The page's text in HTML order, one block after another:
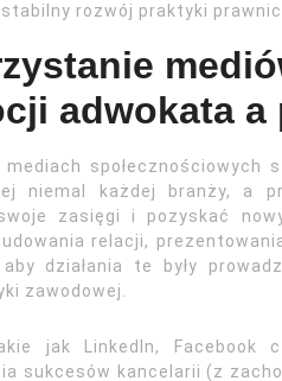
rozwój praktyki
adwokata
mediach społecznościowych
niemal każdej branży, a
zasięgi i pozyskać
relacji,
działania te były
zawodowej.
jak LinkedIn, Facebook
sukcesów kancelarii (z